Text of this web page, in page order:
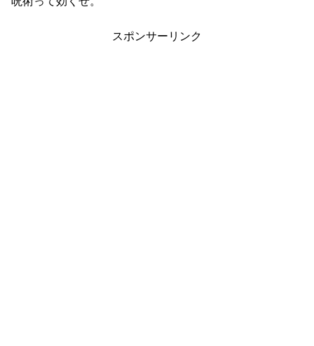
スポンサーリンク